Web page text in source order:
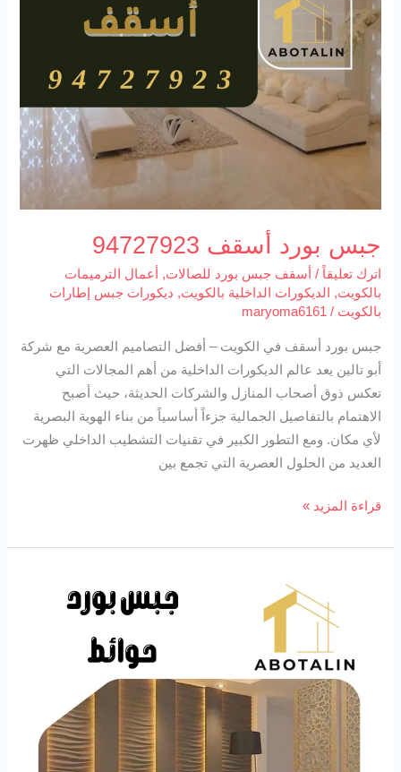
جبس بورد أسقف 94727923
اترك تعليقاً / أسقف جبس بورد للصالات,
أعمال الترميمات
بالكويت, الديكورات الداخلية بالكويت, ديكورات جبس إطارات
بالكويت /
maryoma6161
جبس بورد أسقف في الكويت – أفضل التصاميم العصرية مع شركة
أبو تالين يعد عالم الديكورات الداخلية من أهم المجالات التي
تعكس ذوق أصحاب المنازل والشركات الحديثة، حيث أصبح
الاهتمام بالتفاصيل الجمالية جزءاً أساسياً من بناء الهوية البصرية
لأي مكان. ومع التطور الكبير في تقنيات التشطيب الداخلي ظهرت
العديد من الحلول العصرية التي تجمع بين
قراءة المزيد »
94727923